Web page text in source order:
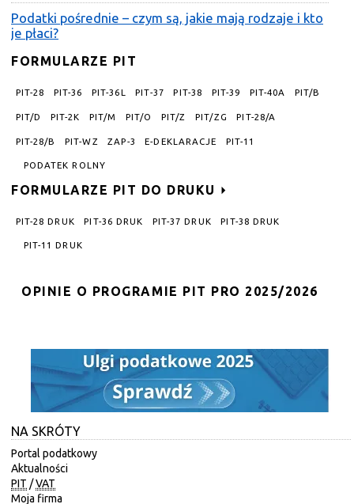
Podatki pośrednie – czym są, jakie mają rodzaje i kto
je płaci?
FORMULARZE PIT
PIT-28 PIT-36 PIT-36L PIT-37 PIT-38 PIT-39 PIT-40A PIT/B
PIT/D PIT-2K PIT/M PIT/O PIT/Z PIT/ZG PIT-28/A
PIT-28/B PIT-WZ ZAP-3 E-DEKLARACJE PIT-11
PODATEK ROLNY
FORMULARZE PIT DO DRUKU
PIT-28 DRUK PIT-36 DRUK PIT-37 DRUK PIT-38 DRUK
PIT-11 DRUK
OPINIE O PROGRAMIE PIT PRO 2025/2026
NA SKRÓTY
Portal podatkowy
Aktualności
PIT /VAT
Moja firma